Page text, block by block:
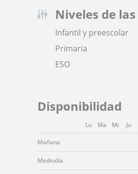
Niveles de
Infantil y preescolar
Primaria
ESO
Disponibilidad
Lu Ma Mi Ju
Mañana
Mediodía